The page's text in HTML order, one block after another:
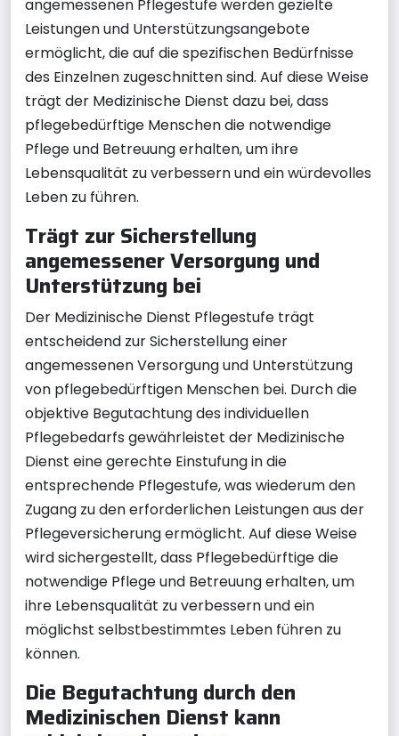
angemessenen Pflegestufe werden gezielte
Leistungen und Unterstützungsangebote
ermöglicht, die auf die spezifischen Bedürfnisse
des Einzelnen zugeschnitten sind. Auf diese Weise
trägt der Medizinische Dienst dazu bei, dass
pflegebedürftige Menschen die notwendige
Pflege und Betreuung erhalten, um ihre
Lebensqualität zu verbessern und ein würdevolles
Leben zu führen.
Trägt zur Sicherstellung
angemessener Versorgung und
Unterstützung bei
Der Medizinische Dienst Pflegestufe trägt
entscheidend zur Sicherstellung einer
angemessenen Versorgung und Unterstützung
von pflegebedürftigen Menschen bei. Durch die
objektive Begutachtung des individuellen
Pflegebedarfs gewährleistet der Medizinische
Dienst eine gerechte Einstufung in die
entsprechende Pflegestufe, was wiederum den
Zugang zu den erforderlichen Leistungen aus der
Pflegeversicherung ermöglicht. Auf diese Weise
wird sichergestellt, dass Pflegebedürftige die
notwendige Pflege und Betreuung erhalten, um
ihre Lebensqualität zu verbessern und ein
möglichst selbstbestimmtes Leben führen zu
können.
Die Begutachtung durch den
Medizinischen Dienst kann